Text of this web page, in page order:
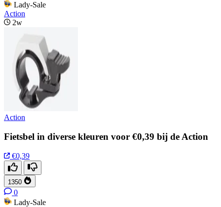
Lady-Sale
Action
2w
Action
Fietsbel in diverse kleuren voor €0,39 bij de Action
€0,39
1350
0
Lady-Sale